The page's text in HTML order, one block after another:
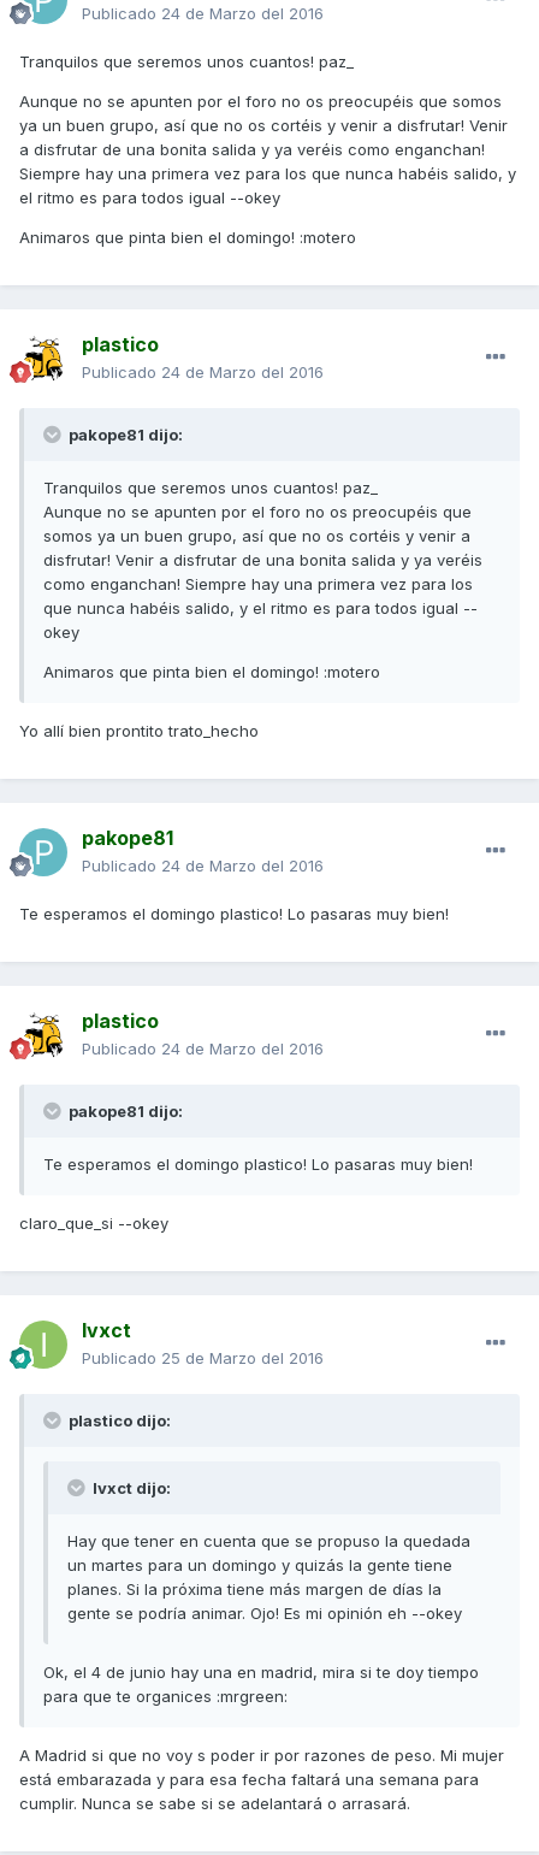
Publicado 24 de Marzo del 2016
Tranquilos que seremos unos cuantos! paz_
Aunque no se apunten por el foro no os preocupéis que somos
ya un buen grupo, así que no os cortéis y venir a disfrutar! Venir
a disfrutar de una bonita salida y ya veréis como enganchan!
Siempre hay una primera vez para los que nunca habéis salido, y
el ritmo es para todos igual --okey
Animaros que pinta bien el domingo! :motero
plastico
Publicado 24 de Marzo del 2016
pakope81 dijo:
Tranquilos que seremos unos cuantos! paz_
Aunque no se apunten por el foro no os preocupéis que
somos ya un buen grupo, así que no os cortéis y venir a
disfrutar! Venir a disfrutar de una bonita salida y ya veréis
como enganchan! Siempre hay una primera vez para los
que nunca habéis salido, y el ritmo es para todos igual --
okey
Animaros que pinta bien el domingo! :motero
Yo allí bien prontito trato_hecho
pakope81
Publicado 24 de Marzo del 2016
Te esperamos el domingo plastico! Lo pasaras muy bien!
plastico
Publicado 24 de Marzo del 2016
pakope81 dijo:
Te esperamos el domingo plastico! Lo pasaras muy bien!
claro_que_si --okey
Ivxct
Publicado 25 de Marzo del 2016
plastico dijo:
Ivxct dijo:
Hay que tener en cuenta que se propuso la quedada
un martes para un domingo y quizás la gente tiene
planes. Si la próxima tiene más margen de días la
gente se podría animar. Ojo! Es mi opinión eh --okey
Ok, el 4 de junio hay una en madrid, mira si te doy tiempo
para que te organices :mrgreen:
A Madrid si que no voy s poder ir por razones de peso. Mi mujer
está embarazada y para esa fecha faltará una semana para
cumplir. Nunca se sabe si se adelantará o arrasará.